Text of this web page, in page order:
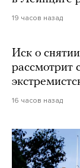
19 часов назад
Иск о
рассмотрит
16 часов назад